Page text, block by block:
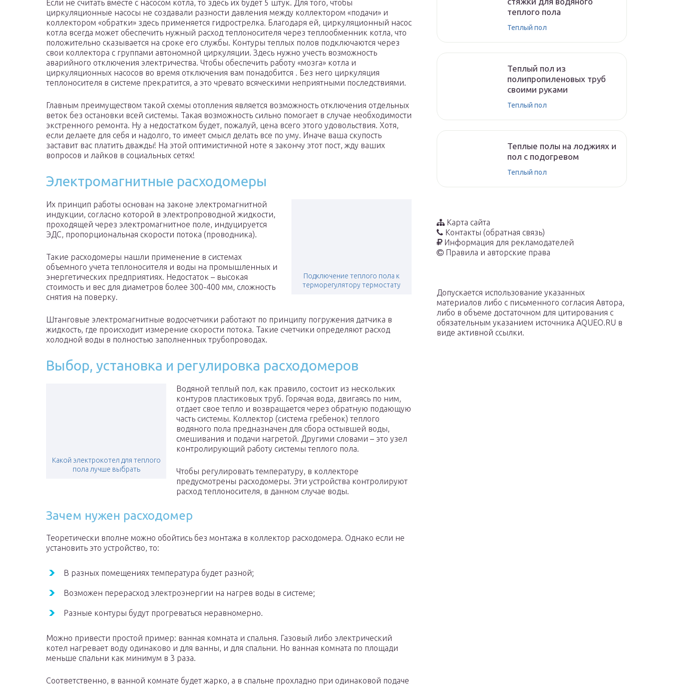
Если не считать вместе с насосом котла, то здесь их будет 5 штук. Для того, чтобы
циркуляционные насосы не создавали разности давления между коллектором «подачи» и
коллектором «обратки» здесь применяется гидрострелка. Благодаря ей, циркуляционный насос
котла всегда может обеспечить нужный расход теплоносителя через теплообменник котла, что
положительно сказывается на сроке его службы. Контуры теплых полов подключаются через
свои коллектора с группами автономной циркуляции. Здесь нужно учесть возможность
аварийного отключения электричества. Чтобы обеспечить работу «мозга» котла и
циркуляционных насосов во время отключения вам понадобится . Без него циркуляция
теплоносителя в системе прекратится, а это чревато всяческими неприятными последствиями.
Главным преимуществом такой схемы отопления является возможность отключения отдельных
веток без остановки всей системы. Такая возможность сильно помогает в случае необходимости
экстренного ремонта. Ну а недостатком будет, пожалуй, цена всего этого удовольствия. Хотя,
если делаете для себя и надолго, то имеет смысл делать все по уму. Иначе ваша скупость
заставит вас платить дважды! На этой оптимистичной ноте я закончу этот пост, жду ваших
вопросов и лайков в социальных сетях!
Электромагнитные расходомеры
Подключение теплого пола к
терморегулятору термостату
Их принцип работы основан на законе электромагнитной
индукции, согласно которой в электропроводной жидкости,
проходящей через электромагнитное поле, индуцируется
ЭДС, пропорциональная скорости потока (проводника).
Такие расходомеры нашли применение в системах
объемного учета теплоносителя и воды на промышленных и
энергетических предприятиях. Недостаток – высокая
стоимость и вес для диаметров более 300-400 мм, сложность
снятия на поверку.
Штанговые электромагнитные водосчетчики работают по принципу погружения датчика в
жидкость, где происходит измерение скорости потока. Такие счетчики определяют расход
холодной воды в полностью заполненных трубопроводах.
Выбор, установка и регулировка расходомеров
Какой электрокотел для теплого
пола лучше выбрать
Водяной теплый пол, как правило, состоит из нескольких
контуров пластиковых труб. Горячая вода, двигаясь по ним,
отдает свое тепло и возвращается через обратную подающую
часть системы. Коллектор (система гребенок) теплого
водяного пола предназначен для сбора остывшей воды,
смешивания и подачи нагретой. Другими словами – это узел
контролирующий работу системы теплого пола.
Чтобы регулировать температуру, в коллекторе
предусмотрены расходомеры. Эти устройства контролируют
расход теплоносителя, в данном случае воды.
Зачем нужен расходомер
Теоретически вполне можно обойтись без монтажа в коллектор расходомера. Однако если не
установить это устройство, то:
В разных помещениях температура будет разной;
Возможен перерасход электроэнергии на нагрев воды в системе;
Разные контуры будут прогреваться неравномерно.
Можно привести простой пример: ванная комната и спальня. Газовый либо электрический
котел нагревает воду одинаково и для ванны, и для спальни. Но ванная комната по площади
меньше спальни как минимум в 3 раза.
Соответственно, в ванной комнате будет жарко, а в спальне прохладно при одинаковой подаче
теплого пола
Теплый пол
Теплый пол из
полипропиленовых труб
своими руками
Теплый пол
Теплые полы на лоджиях и
пол с подогревом
Теплый пол
Карта сайта
Контакты (обратная связь)
Информация для рекламодателей
Правила и авторские права
Допускается использование указанных
материалов либо с письменного согласия Автора,
либо в объеме достаточном для цитирования с
обязательным указанием источника AQUEO.RU в
виде активной ссылки.